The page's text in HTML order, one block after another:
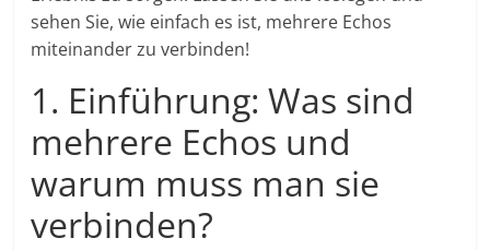
sehen Sie, wie einfach es ist, mehrere Echos
miteinander zu verbinden!
1. Einführung: Was sind
mehrere Echos und
warum muss man sie
verbinden?